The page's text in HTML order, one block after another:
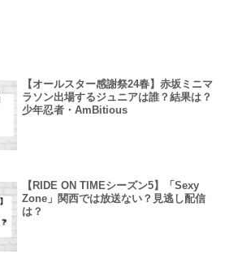
【オールスター感謝祭24春】赤坂ミニマ
ラソン出場するジュニアは誰？結果は？
少年忍者・AmBitious
【RIDE ON TIMEシーズン5】「Sexy
Zone」関西では放送ない？見逃し配信
は？